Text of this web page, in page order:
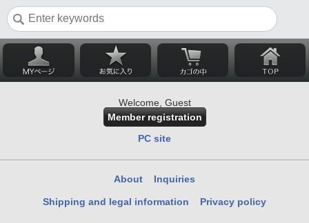
Welcome, Guest
Member registration
PC site
About Inquiries
Shipping and legal information Privacy policy